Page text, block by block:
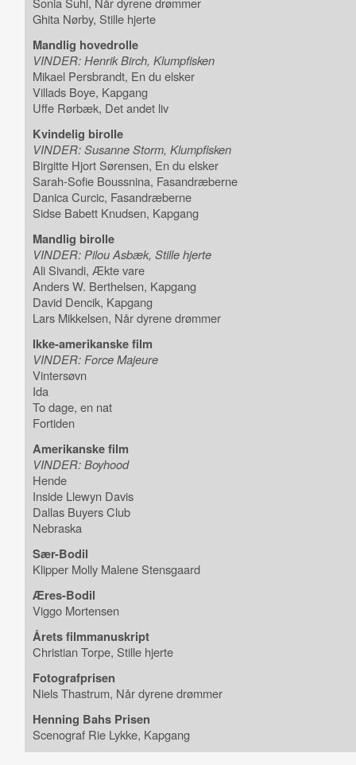
Ghita Nørby, Stille hjerte
Mandlig hovedrolle
VINDER: Henrik Birch, Klumpfisken
Mikael Persbrandt, En du elsker
Villads Boye, Kapgang
Uffe Rørbæk, Det andet liv
Kvindelig birolle
VINDER: Susanne Storm, Klumpfisken
Birgitte Hjort Sørensen, En du elsker
Sarah-Sofie Boussnina, Fasandræberne
Danica Curcic, Fasandræberne
Sidse Babett Knudsen, Kapgang
Mandlig birolle
VINDER: Pilou Asbæk, Stille hjerte
Ali Sivandi, Ækte vare
Anders W. Berthelsen, Kapgang
David Dencik, Kapgang
Lars Mikkelsen, Når dyrene drømmer
Ikke-amerikanske film
VINDER: Force Majeure
Vintersøvn
Ida
To dage, en nat
Fortiden
Amerikanske film
VINDER: Boyhood
Hende
Inside Llewyn Davis
Dallas Buyers Club
Nebraska
Sær-Bodil
Klipper Molly Malene Stensgaard
Æres-Bodil
Viggo Mortensen
Årets filmmanuskript
Christian Torpe, Stille hjerte
Fotografprisen
Niels Thastrum, Når dyrene drømmer
Henning Bahs Prisen
Scenograf Rie Lykke, Kapgang